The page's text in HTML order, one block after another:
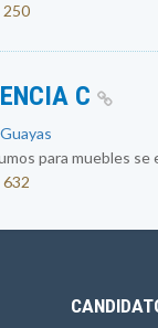
250
C
para muebles
632